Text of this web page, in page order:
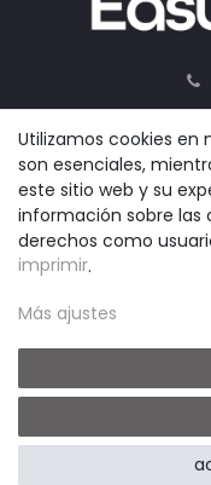
INFORMACIÓN
Envío y pago
Contacto
Utilizamos cookies en
son esenciales,
este sitio web y su
información sobre las
derechos como
imprimir.
Más ajustes